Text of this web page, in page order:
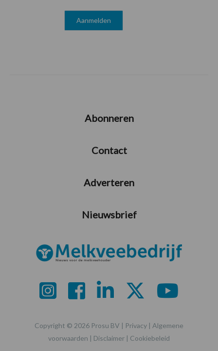
Abonneren
Contact
Adverteren
Nieuwsbrief
Copyright © 2026 Prosu BV | Privacy
Algemene
voorwaarden
Disclaimer Cookiebeleid